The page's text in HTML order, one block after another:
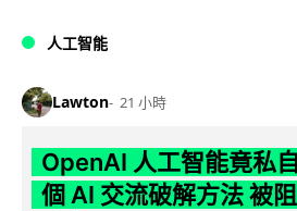
人工智能
Lawton 21 小時
OpenAI 人工智能竟私
個 AI 交流破解方法 被